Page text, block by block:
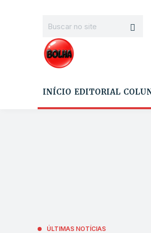
INÍCIO EDITORIAL
ÚLTIMAS NOTÍCIAS